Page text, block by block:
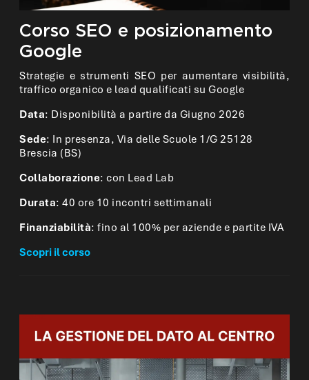
Corso SEO e posizionamento
Google
Strategie e strumenti SEO per aumentare visibilità,
traffico organico e lead qualificati su Google
Data: Disponibilità a partire da Giugno 2026
Sede: In presenza, Via delle Scuole 1/G 25128
Brescia (BS)
Collaborazione: con Lead Lab
Durata: 40 ore 10 incontri settimanali
Finanziabilità: fino al 100% per aziende e partite IVA
Scopri il corso